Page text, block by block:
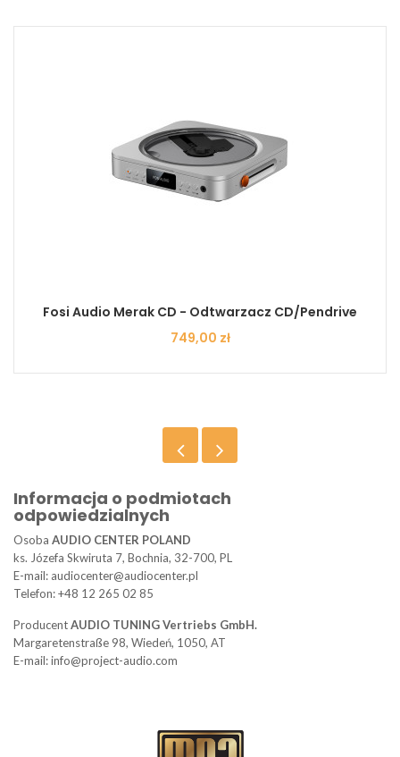
Fosi Audio Merak CD - Odtwarzacz CD/Pendrive
Cena
749,00 zł
Informacja o podmiotach
odpowiedzialnych
Osoba AUDIO CENTER POLAND
ks. Józefa Skwiruta 7, Bochnia, 32-700, PL
E-mail: audiocenter@audiocenter.pl
Telefon: +48 12 265 02 85
ProducentAUDIO TUNING Vertriebs GmbH.
Margaretenstraße 98, Wiedeń, 1050, AT
E-mail: info@project-audio.com